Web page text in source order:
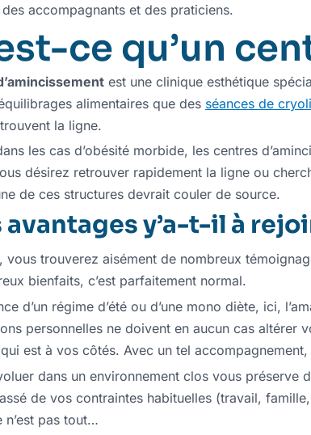
accompagnants et des praticiens.
ce qu’un
est une clinique esthétique
alimentaires que des séances de
la ligne.
les cas d’obésité morbide, les centres
désirez retrouver rapidement la ligne ou
de ces structures devrait couler de source.
avantages y’a-t-il à
vous trouverez aisément de nombreux
bienfaits, c’est parfaitement normal.
d’un régime d’été ou d’une mono diète, ici,
personnelles ne doivent en aucun cas altérer
est à vos côtés. Avec un tel
dans un environnement clos vous préserve
de vos contraintes habituelles (travail,
n’est pas tout…